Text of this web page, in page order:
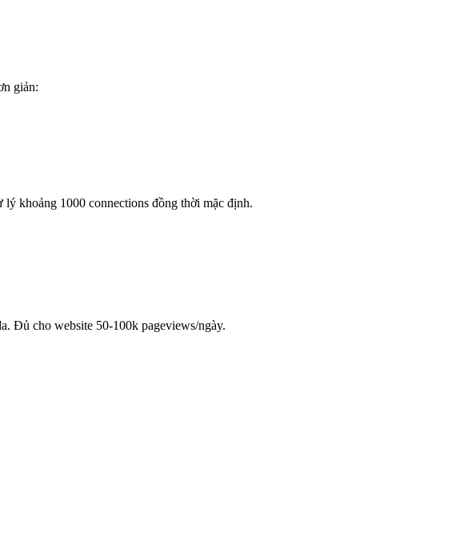
giản:
khoảng 1000 connections đồng thời mặc định.
Đủ cho website 50-100k pageviews/ngày.